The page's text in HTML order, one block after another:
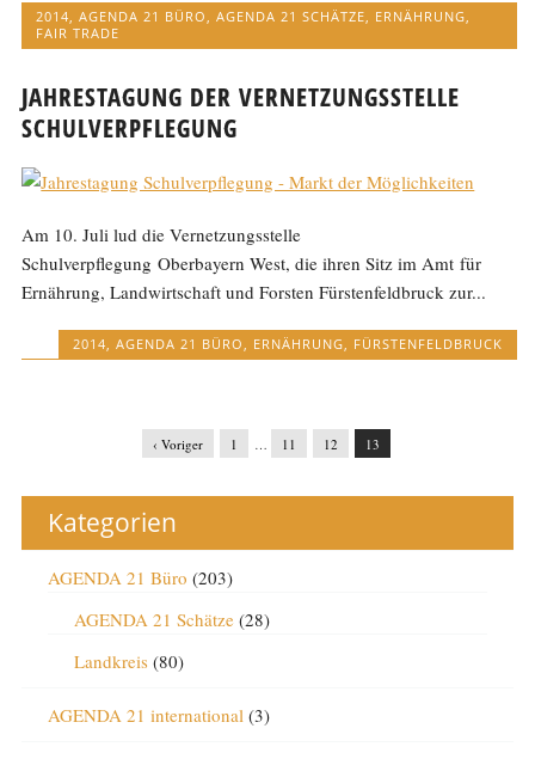
2014,AGENDA 21 BÜRO,AGENDA 21 SCHÄTZE, ERNÄHRUNG,
FAIR TRADE
JAHRESTAGUNG DER VERNETZUNGSSTELLE
SCHULVERPFLEGUNG
Am 10. Juli lud die Vernetzungsstelle
Schulverpflegung Oberbayern West, die ihren Sitz im Amt für
Ernährung, Landwirtschaft und Forsten Fürstenfeldbruck zur...
2014 AGENDA 21 BÜRO ERNÄHRUNG FÜRSTENFELDBRUCK
‹ Voriger 1 … 11 12 13
Kategorien
AGENDA 21 Büro (203)
AGENDA 21 Schätze(28)
Landkreis(80)
AGENDA 21 international (3)